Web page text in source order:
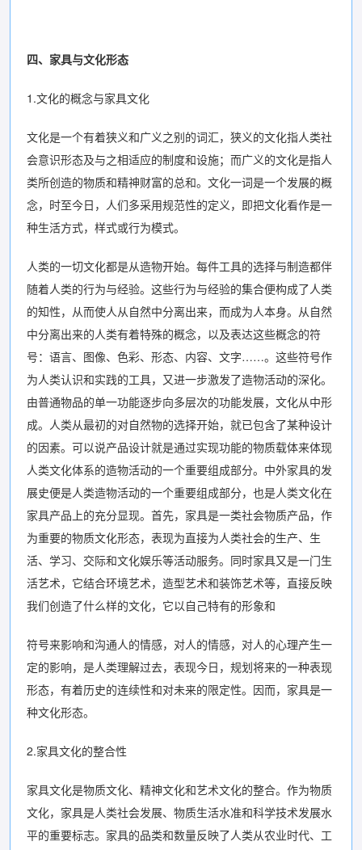
四、家具与文化形态
1.文化的概念与家具文化
文化是一个有着狭义和广义之别的词汇，狭义的文化指人类社
会意识形态及与之相适应的制度和设施；而广义的文化是指人
类所创造的物质和精神财富的总和。文化一词是一个发展的概
念，时至今日，人们多采用规范性的定义，即把文化看作是一
种生活方式，样式或行为模式。
人类的一切文化都是从造物开始。每件工具的选择与制造都伴
随着人类的行为与经验。这些行为与经验的集合便构成了人类
的知性，从而使人从自然中分离出来，而成为人本身。从自然
中分离出来的人类有着特殊的概念，以及表达这些概念的符
号：语言、图像、色彩、形态、内容、文字……。这些符号作
为人类认识和实践的工具，又进一步激发了造物活动的深化。
由普通物品的单一功能逐步向多层次的功能发展，文化从中形
成。人类从最初的对自然物的选择开始，就已包含了某种设计
的因素。可以说产品设计就是通过实现功能的物质载体来体现
人类文化体系的造物活动的一个重要组成部分。中外家具的发
展史便是人类造物活动的一个重要组成部分，也是人类文化在
家具产品上的充分显现。首先，家具是一类社会物质产品，作
为重要的物质文化形态，表现为直接为人类社会的生产、生
活、学习、交际和文化娱乐等活动服务。同时家具又是一门生
活艺术，它结合环境艺术，造型艺术和装饰艺术等，直接反映
我们创造了什么样的文化，它以自己特有的形象和
符号来影响和沟通人的情感，对人的情感，对人的心理产生一
定的影响，是人类理解过去，表现今日，规划将来的一种表现
形态，有着历史的连续性和对未来的限定性。因而，家具是一
种文化形态。
2.家具文化的整合性
家具文化是物质文化、精神文化和艺术文化的整合。作为物质
文化，家具是人类社会发展、物质生活水准和科学技术发展水
平的重要标志。家具的品类和数量反映了人类从农业时代、工